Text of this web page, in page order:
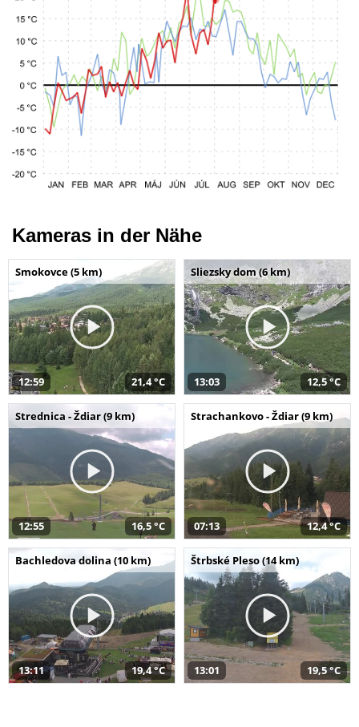
Kameras in der Nähe
Smokovce (5 km)
12:59 21,4 °C
Sliezsky dom (6 km)
13:03 12,5 °C
Strednica - Ždiar (9 km)
12:55 16,5 °C
Strachankovo - Ždiar (9 km)
07:13 12,4 °C
Bachledova dolina (10 km)
13:11 19,4 °C
Štrbské Pleso (14 km)
13:01 19,5 °C